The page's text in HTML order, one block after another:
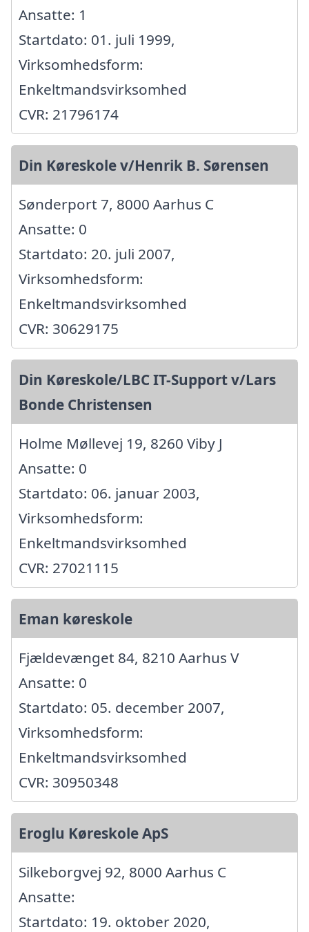
Ansatte: 1
Startdato: 01. juli 1999,
Virksomhedsform:
Enkeltmandsvirksomhed
CVR: 21796174
Din Køreskole v/Henrik B. Sørensen
Sønderport 7, 8000 Aarhus C
Ansatte: 0
Startdato: 20. juli 2007,
Virksomhedsform:
Enkeltmandsvirksomhed
CVR: 30629175
Din Køreskole/LBC IT-Support v/Lars
Bonde Christensen
Holme Møllevej 19, 8260 Viby J
Ansatte: 0
Startdato: 06. januar 2003,
Virksomhedsform:
Enkeltmandsvirksomhed
CVR: 27021115
Eman køreskole
Fjældevænget 84, 8210 Aarhus V
Ansatte: 0
Startdato: 05. december 2007,
Virksomhedsform:
Enkeltmandsvirksomhed
CVR: 30950348
Eroglu Køreskole ApS
Silkeborgvej 92, 8000 Aarhus C
Ansatte:
Startdato: 19. oktober 2020,